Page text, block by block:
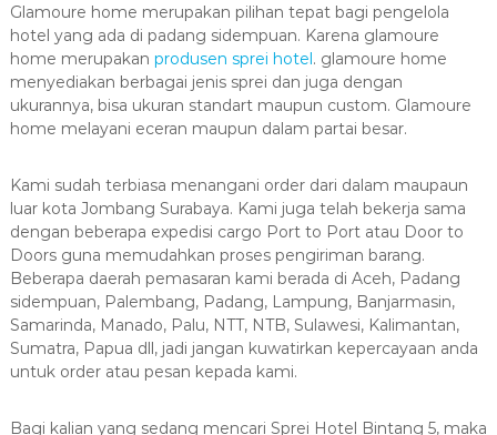
Glamoure home merupakan pilihan tepat bagi pengelola
hotel yang ada di padang sidempuan. Karena glamoure
home merupakan produsen sprei hotel. glamoure home
menyediakan berbagai jenis sprei dan juga dengan
ukurannya, bisa ukuran standart maupun custom. Glamoure
home melayani eceran maupun dalam partai besar.
Kami sudah terbiasa menangani order dari dalam maupaun
luar kota Jombang Surabaya. Kami juga telah bekerja sama
dengan beberapa expedisi cargo Port to Port atau Door to
Doors guna memudahkan proses pengiriman barang.
Beberapa daerah pemasaran kami berada di Aceh, Padang
sidempuan, Palembang, Padang, Lampung, Banjarmasin,
Samarinda, Manado, Palu, NTT, NTB, Sulawesi, Kalimantan,
Sumatra, Papua dll, jadi jangan kuwatirkan kepercayaan anda
untuk order atau pesan kepada kami.
Bagi kalian yang sedang mencari Sprei Hotel Bintang 5, maka